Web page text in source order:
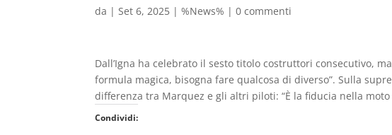
da |Set 6, 2025 |%News% |0 commenti
Dall’Igna ha celebrato il sesto titolo costruttori consecutivo,
formula magica, bisogna fare qualcosa di diverso”. Sulla
differenza tra Marquez e gli altri piloti: “È la fiducia nella
Condividi: